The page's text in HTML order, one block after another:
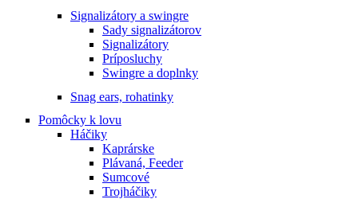
Signalizátory a swingre
Sady signalizátorov
Signalizátory
Príposluchy
Swingre a doplnky
Snag ears, rohatinky
Pomôcky k lovu
Háčiky
Kaprárske
Plávaná, Feeder
Sumcové
Trojháčiky